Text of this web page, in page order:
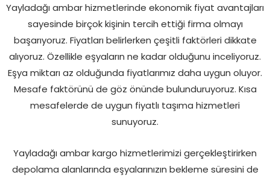
Yayladağı ambar hizmetlerinde ekonomik fiyat avantajları
sayesinde birçok kişinin tercih ettiği firma olmayı
başarıyoruz. Fiyatları belirlerken çeşitli faktörleri dikkate
alıyoruz. Özellikle eşyaların ne kadar olduğunu inceliyoruz.
Eşya miktarı az olduğunda fiyatlarımız daha uygun oluyor.
Mesafe faktörünü de göz önünde bulunduruyoruz. Kısa
mesafelerde de uygun fiyatlı taşıma hizmetleri
sunuyoruz.
Yayladağı ambar kargo hizmetlerimizi gerçekleştirirken
depolama alanlarında eşyalarınızın bekleme süresini de